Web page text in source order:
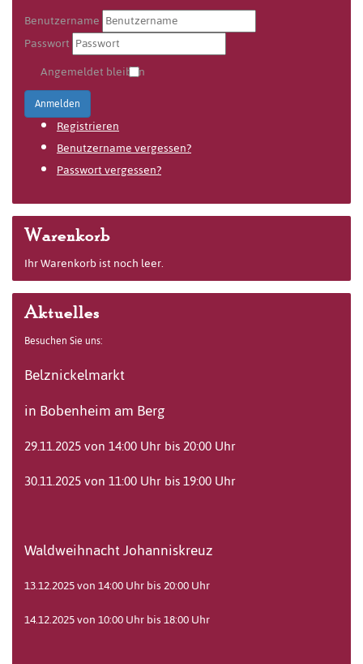
Benutzername
Passwort
Angemeldet bleiben
Anmelden
Registrieren
Benutzername vergessen?
Passwort vergessen?
Warenkorb
Ihr Warenkorb ist noch leer.
Aktuelles
Besuchen Sie uns:
Belznickelmarkt
in Bobenheim am Berg
29.11.2025 von 14:00 Uhr bis 20:00 Uhr
30.11.2025 von 11:00 Uhr bis 19:00 Uhr
Waldweihnacht Johanniskreuz
13.12.2025 von 14:00 Uhr bis 20:00 Uhr
14.12.2025 von 10:00 Uhr bis 18:00 Uhr